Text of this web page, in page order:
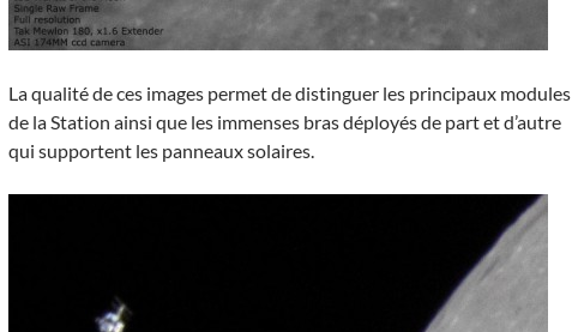
La qualité de ces images permet de distinguer les principaux modules
de la Station ainsi que les immenses bras déployés de part et d’autre
qui supportent les panneaux solaires.